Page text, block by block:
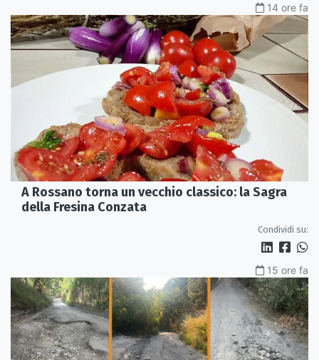
14 ore fa
A Rossano torna un vecchio classico: la Sagra
della Fresina Conzata
Condividi su:
15 ore fa